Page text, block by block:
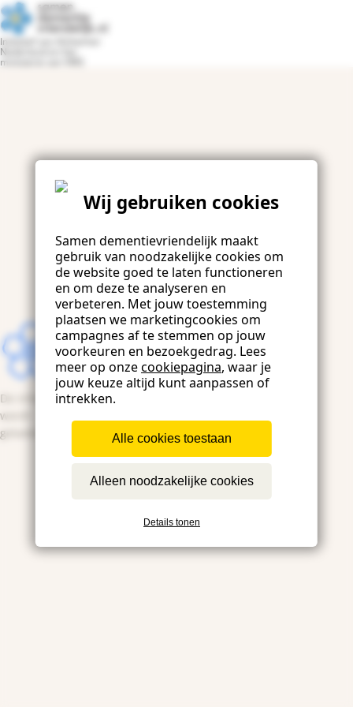
Wij gebruiken cookies
Samen dementievriendelijk maakt
gebruik van noodzakelijke cookies om
de website goed te laten functioneren
en om deze te analyseren en
verbeteren. Met jouw toestemming
plaatsen we marketingcookies om
campagnes af te stemmen op jouw
voorkeuren en bezoekgedrag. Lees
meer op onzecookiepagina, waar je
jouw keuze altijd kunt aanpassen of
intrekken.
Alle cookies toestaan
Alleen noodzakelijke cookies
Details tonen
Terug naar samendementievriendelijk.nl
Initiatief van Alzheimer
Nederland en het
ministerie van VWS
De inhoud
wordt
geladen...